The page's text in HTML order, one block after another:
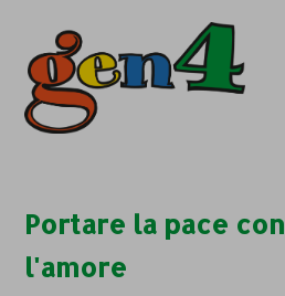
Portare la pace con
l'amore